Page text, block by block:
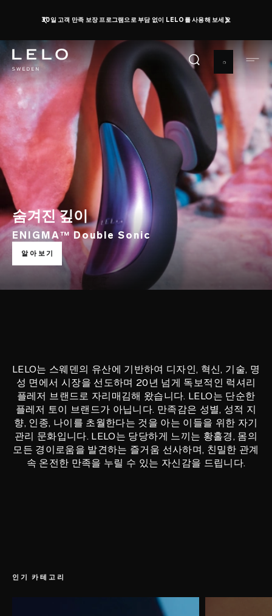
콘
츠
로
건
너
뛰
기
지금 구매하기
숨겨진 깊이
ENIGMA™ Double Sonic
알아보기
LELO는 스웨덴의 유산에 기반하여 디자인, 혁신, 기술, 명
성 면에서 시장을 선도하며 20년 넘게 독보적인 럭셔리
플레저 브랜드로 자리매김해 왔습니다. LELO는 단순한
플레저 토이 브랜드가 아닙니다. 만족감은 성별, 성적 지
향, 인종, 나이를 초월한다는 것을 아는 이들을 위한 자기
관리 문화입니다. LELO는 당당하게 느끼는 황홀경, 몸의
모든 경이로움을 발견하는 즐거움 선사하며, 친밀한 관계
속 온전한 만족을 누릴 수 있는 자신감을 드립니다.
인기 카테고리